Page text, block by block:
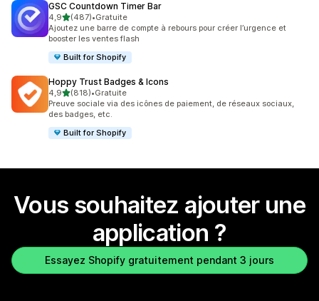
GSC Countdown Timer Bar
4,9étoile(s) sur 5
(487)
487 avis au total
•Gratuite
Ajoutez une barre de compte à rebours pour créer l’urgence et
booster les ventes flash
Built for Shopify
Hoppy Trust Badges & Icons
4,9étoile(s) sur 5
(818)
818 avis au total
•Gratuite
Preuve sociale via des icônes de paiement, de réseaux sociaux,
des badges, etc.
Built for Shopify
Vous souhaitez ajouter une
application ?
Essayez Shopify gratuitement pendant 3 jours